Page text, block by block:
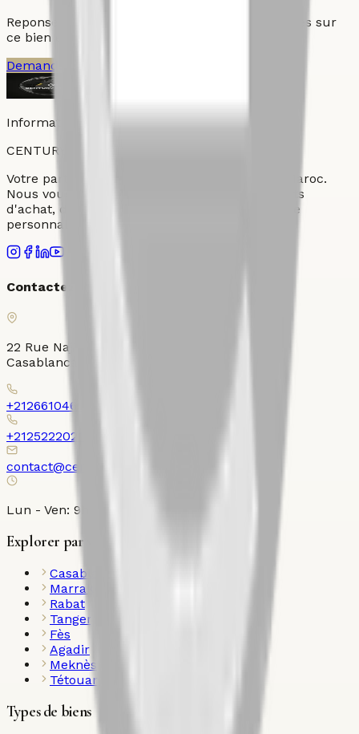
Reponse prioritaire pour les demandes qualifiees sur
ce bien et les actifs comparables du quartier.
Demander une visite
Informations fournies par Century 21 Ollier
CENTURY
Votre partenaire immobilier de confiance au Maroc.
Nous vous accompagnons dans tous vos projets
d'achat, de vente et de location avec un service
personnalisé et professionnel.
Contactez-nous
22 Rue Najib Mahfoud, Place Ollier, Gauthier,
Casablanca 20000
+212661046526
+212522202120
contact@century21ollier.com
Lun - Ven: 9h00 - 18h00
Explorer par ville
Casablanca
Marrakech
Rabat
Tanger
Fès
Agadir
Meknès
Tétouan
Types de biens